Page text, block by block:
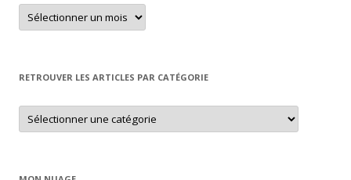
Retrouver
un
article
RETROUVER LES ARTICLES PAR CATÉGORIE
Retrouver
les
articles